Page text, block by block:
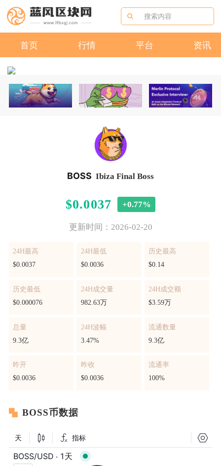
首页 行情 平台 资讯
BOSS Ibiza Final Boss
$0.0037 +0.77%
更新时间：2026-02-20
24H最高
$0.0037
24H最低
$0.0036
历史最高
$0.14
历史最低
$0.000076
24H成交量
982.63万
24H成交额
$3.59万
总量
9.3亿
24H波幅
3.47%
流通数量
9.3亿
昨开
$0.0036
昨收
$0.0036
流通率
100%
BOSS币数据